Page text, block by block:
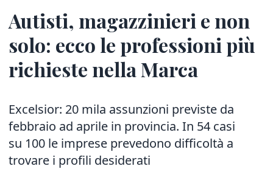
Autisti, magazzinieri e non
solo: ecco le professioni più
richieste nella Marca
Excelsior: 20 mila assunzioni previste da
febbraio ad aprile in provincia. In 54 casi
su 100 le imprese prevedono difficoltà a
trovare i profili desiderati